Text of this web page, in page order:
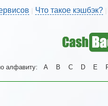
| Что такое кэшбэк?
алфавиту: A B C D E